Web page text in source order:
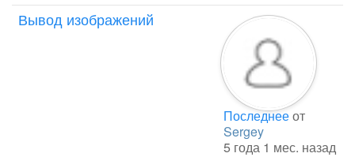
Вывод изображений
Последнееот
Sergey
5 года 1 мес. назад